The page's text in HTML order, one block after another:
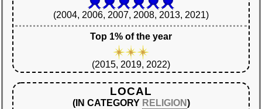
(2004, 2006, 2007, 2008, 2013, 2021)
Top 1% of the year
(2015, 2019, 2022)
LOCAL
(IN CATEGORY RELIGION)